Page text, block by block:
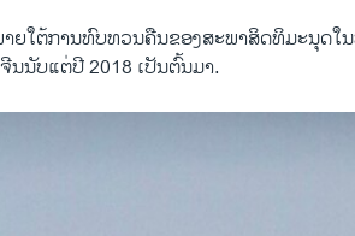
ຍ​ໃຕ້​ການ​ທົບ​ທວນ​ຄືນ​ຂອງ​ສະ​ພາ​ສິດ​ທິ​ມະ​ນຸດ​
ນັບ​ແຕ່​ປີ 2018 ເປັນຕົ້ນມາ.